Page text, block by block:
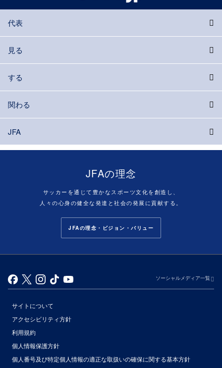
代表
見る
する
関わる
JFA
JFAの理念
サッカーを通じて豊かなスポーツ文化を創造し、
人々の心身の健全な発達と社会の発展に貢献する。
JFAの理念・ビジョン・バリュー
ソーシャルメディア一覧
サイトについて
アクセシビリティ方針
利用規約
個人情報保護方針
個人番号及び特定個人情報の適正な取扱いの確保に関する基本方針